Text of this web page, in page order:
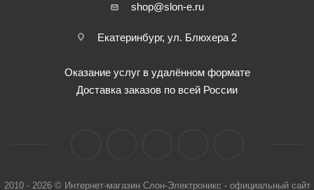
shop@slon-e.ru
Екатеринбург, ул. Блюхера 2
Оказание услуг в удалённом формате
Доставка заказов по всей России
2010 - 2026 © Интернет-магазин Слон-Электроникс - официальный сайт